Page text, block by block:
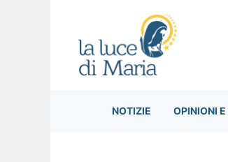
NOTIZIE OPINIONI